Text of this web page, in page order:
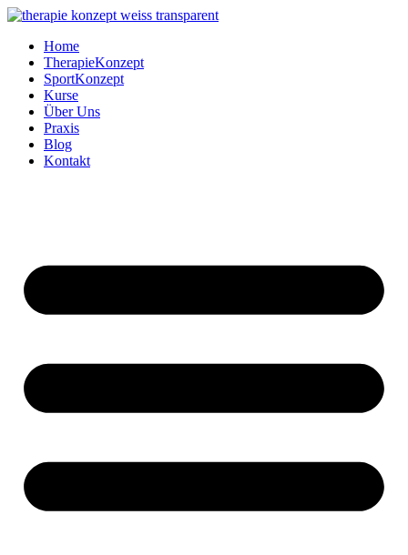
Zum
springenHome
TherapieKonzept
SportKonzept
Kurse
Über Uns
Praxis
Blog
Kontakt